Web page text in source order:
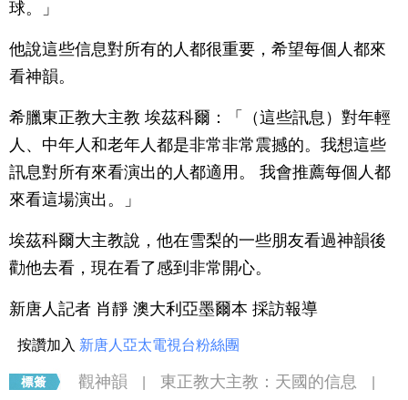
球。」
他說這些信息對所有的人都很重要，希望每個人都來
看神韻。
希臘東正教大主教 埃茲科爾：「（這些訊息）對年輕
人、中年人和老年人都是非常非常震撼的。我想這些
訊息對所有來看演出的人都適用。 我會推薦每個人都
來看這場演出。」
埃茲科爾大主教說，他在雪梨的一些朋友看過神韻後
勸他去看，現在看了感到非常開心。
新唐人記者 肖靜 澳大利亞墨爾本 採訪報導
按讚加入 新唐人亞太電視台粉絲團
觀神韻 東正教大主教：天國的信息